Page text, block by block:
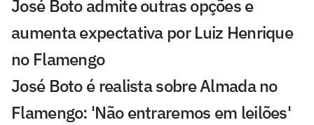
José Boto admite outras opções e
aumenta expectativa por Luiz Henrique
no Flamengo
José Boto é realista sobre Almada no
Flamengo: 'Não entraremos em leilões'